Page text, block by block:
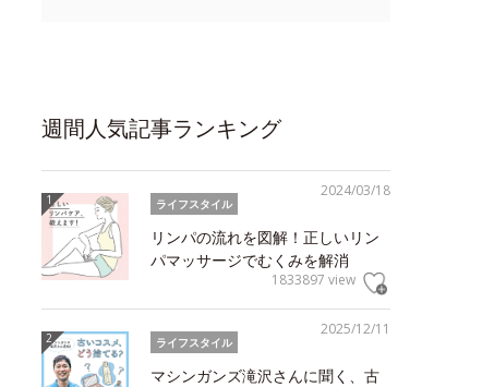
週間人気記事ランキング
2024/03/18
ライフスタイル
リンパの流れを図解！正しいリン
パマッサージでむくみを解消
1833897 view
2025/12/11
ライフスタイル
マシンガンズ滝沢さんに聞く、古